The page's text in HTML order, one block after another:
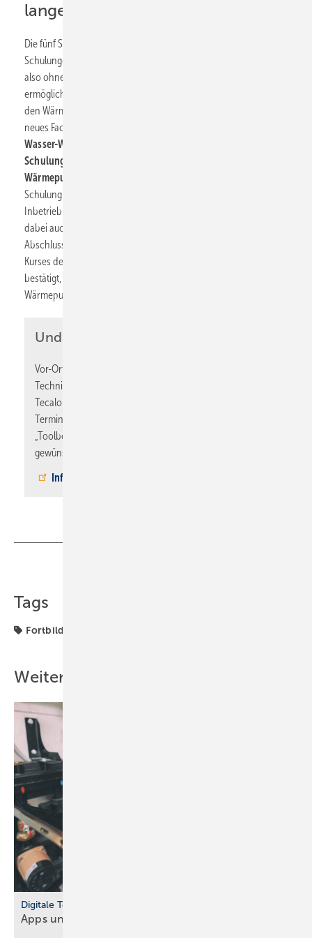
lange Anfahrt
Die fünf Standorte wurden ausgewählt, um den Fachpartnern
Schulungen in Theorie und Praxis ohne lange Anfahrtswege –
also ohne großen Verlust an produktiver Arbeitszeit – zu
ermöglichen. In den eintägigen Schulungen beispielsweise für
den Wärmepumpen-Führerschein erhalten die Handwerker ihr
neues Fachwissen direkt am Gerät:
Wasser-Wärmepumpen stehen ebenso in den
Schulungsräumen bereit, wie die tecalor-Integralgeräte mit
Wärmepumpe, Lüftung und Warmwasserspeicher.
Schulung liegt der Fokus einerseits auf der Installation und
Inbetriebnahme, andererseits auf der Wartung. Immer gibt es
dabei auch Profi-Tipps aus der Praxis für die Praxis. Zum
Abschluss erhalten die erfolgreichen Teilnehmer des eintägigen
Kurses den begehrten „Wärmepumpen-Führerschein“. Er
bestätigt, dass die Fachleute ab sofort selbstständig
Wärmepumpen montieren und warten können.
Und jetzt anmelden
Vor-Ort-Schulungen können Betriebe jetzt für ihre Meister,
Techniker und Serviceleute direkt auf der Website von
Tecalor buchen. Übersichtlich sind Themen, Inhalte,
Termine, Orte und die Zahl der freien Plätze in der
„Toolbox“ einsehbar. Mit zwei Klicks lassen sich alle
gewünschten Mitarbeiter direkt online anmelden.
Informationen und Anmeldung
Tags
Fortbildung
Weitere Inhalte
Digitale Tools
Apps und Soft­ware für Hand­werker und